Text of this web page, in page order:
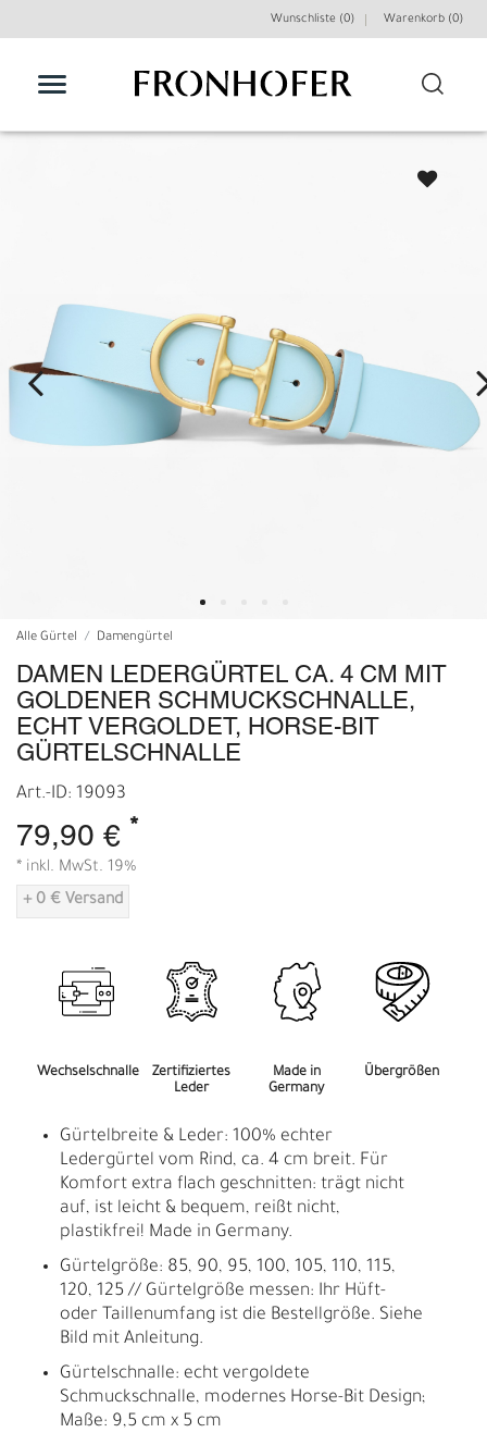
Wunschliste (0) Warenkorb (0)
Alle Gürtel Damengürtel
DAMEN LEDERGÜRTEL CA. 4 CM MIT
GOLDENER SCHMUCKSCHNALLE,
ECHT VERGOLDET, HORSE-BIT
GÜRTELSCHNALLE
Art.-ID: 19093
79,90 € *
* inkl. MwSt. 19%
+ 0 € Versand
Wechselschnalle
Zertifiziertes
Leder
Made in
Germany
Übergrößen
Gürtelbreite & Leder: 100% echter
Ledergürtel vom Rind, ca. 4 cm breit. Für
Komfort extra flach geschnitten: trägt nicht
auf, ist leicht & bequem, reißt nicht,
plastikfrei! Made in Germany.
Gürtelgröße: 85, 90, 95, 100, 105, 110, 115,
120, 125 // Gürtelgröße messen: Ihr Hüft-
oder Taillenumfang ist die Bestellgröße. Siehe
Bild mit Anleitung.
Gürtelschnalle: echt vergoldete
Schmuckschnalle, modernes Horse-Bit Design;
Maße: 9,5 cm x 5 cm